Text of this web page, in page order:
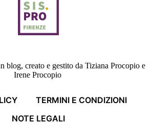
blog, creato e gestito da Tiziana Procopio e
Irene Procopio
TERMINI E CONDIZIONI
NOTE LEGALI